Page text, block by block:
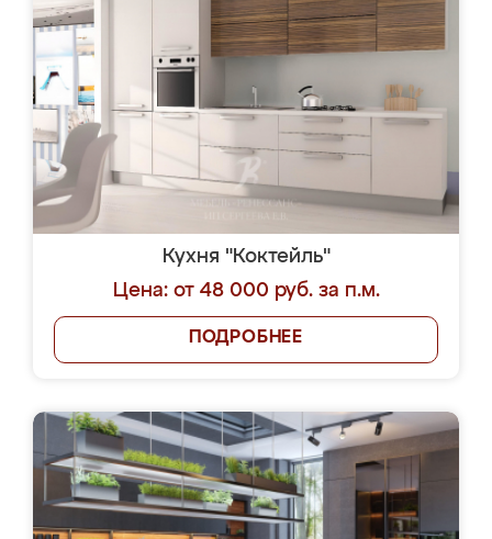
Кухня "Коктейль"
Цена: от 48 000 руб. за п.м.
ПОДРОБНЕЕ